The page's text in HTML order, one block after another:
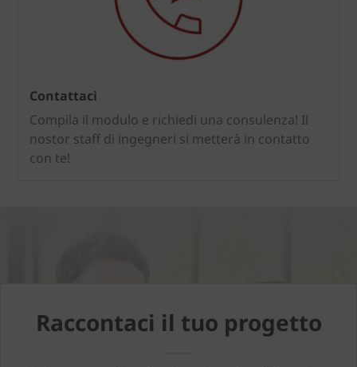
Contattaci
Compila il modulo e richiedi una consulenza! Il
nostor staff di ingegneri si metterà in contatto
con te!
Raccontaci il tuo progetto